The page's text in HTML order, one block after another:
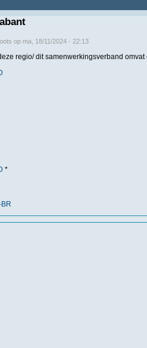
op ma, 18/11/2024 - 22:13
regio/ dit samenwerkingsverband
*